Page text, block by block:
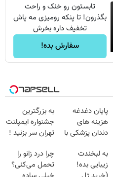
تابستون رو خنک و راحت
بگذرون! تا پنکه رومیزی مه پاش
تخفیف داره بخرش
سفارش بده!
پایان دغدغه
هزینه های
دندان پزشکی با
خانگی
به بزرگترین
جشنواره ایمپلنت
تهران سر بزنید !
میلیون !
به لبخندت
زیبایی بده!
چرا درد زانو را
تحمل می‌کنی؟